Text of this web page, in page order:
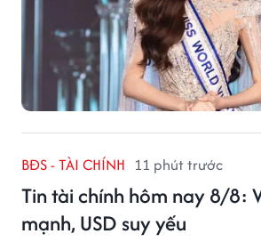
BĐS - TÀI CHÍNH 11 phút trước
Tin tài chính hôm nay 8/8:
mạnh, USD suy yếu